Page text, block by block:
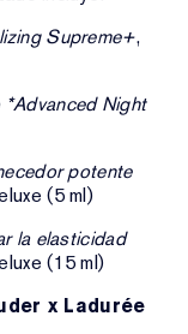
Supreme+,
*Advanced Night
potente
(5 ml)
la elasticidad
(15 ml)
x Ladurée